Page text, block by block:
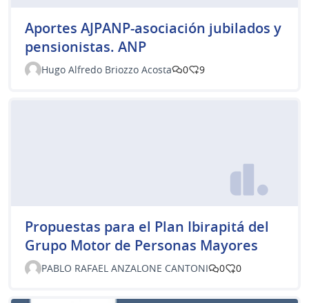
Aportes AJPANP-asociación jubilados y
pensionistas. ANP
Hugo Alfredo Briozzo Acosta 0 9
Propuestas para el Plan Ibirapitá del
Grupo Motor de Personas Mayores
PABLO RAFAEL ANZALONE CANTONI 0 0